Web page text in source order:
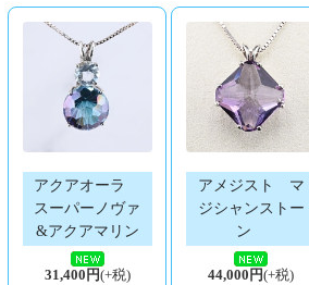
アクアオーラ
スーパーノヴァ
&アクアマリン
31,400円(+税)
アメジスト マ
ジシャンストー
ン
44,000円(+税)